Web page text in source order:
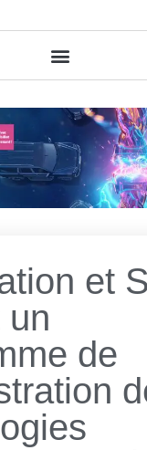
et
un
de